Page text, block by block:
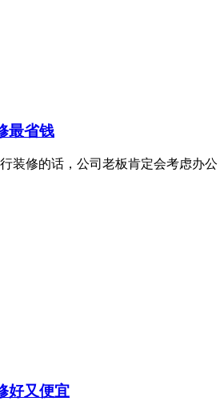
最省钱
装修的话，公司老板肯定会考虑办公
好又便宜